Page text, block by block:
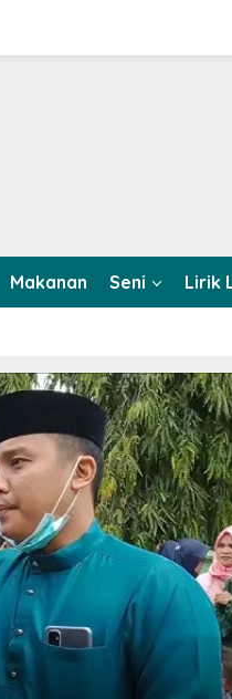
Makanan Seni Lirik